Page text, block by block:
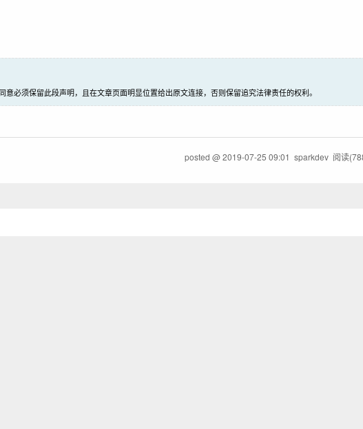
必须保留此段声明，且在文章页面明显位置给出原文连接，否则保留追究法律责任的权利。
posted @2019-07-25 09:01 sparkdev 阅读(